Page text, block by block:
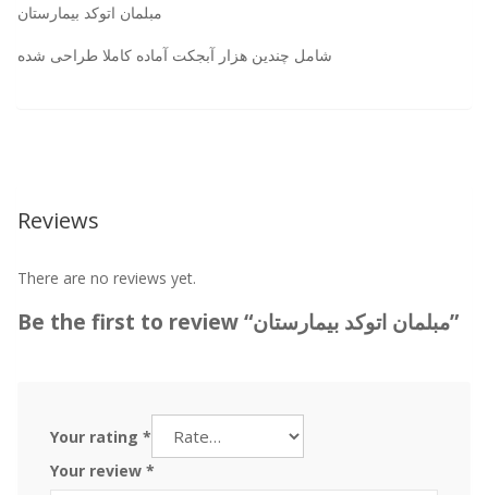
مبلمان اتوکد بیمارستان
شامل چندین هزار آبجکت آماده کاملا طراحی شده
Reviews
There are no reviews yet.
Be the first to review “مبلمان اتوکد بیمارستان”
Your rating *
Your review *